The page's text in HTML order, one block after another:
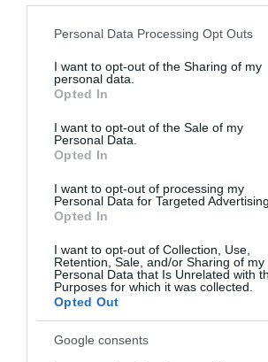
Please note that this website/app uses one
not limited to your visit or usage behaviour.
grant or deny consent to Google and its
use your data for below specified purposes
consent section.
Personal Data Processing Opt Outs
I want to opt-out of the Sharing of my
personal data.
Opted In
I want to opt-out of the Sale of my
Personal Data.
Opted In
I want to opt-out of processing my
Personal Data for Targeted
Opted In
I want to opt-out of Collection, Use,
Retention, Sale, and/or Sharing of my
Personal Data that Is Unrelated with
Purposes for which it was collected.
Opted Out
Google consents
gondolathoz sorolja magát, akkor határolódjon
"csúszkálást" a szavazók között.
"Pusztán csak ennyit mondtam, ne
szavaimat" - tette hozzá. Bajnai Gordon
mno.hu összefoglalója szerint úgy
mozgást a Fidesz és a Jobbik szavazói
Kicsit olyan ez, mint az afgán és pakisztáni
A tudósítás szerint volt miniszterelnök úgy
Fidesz megpróbálja visszaszerezni ezeket a
radikalizálja a kormánypártot, és nagyon
képvisel, ami elfogadhatatlan egy centralista
szóvivője erre szerdán úgy reagált: Bajnai
legrosszabb hagyományait folytatja, amikor
pakisztáni törzseknek titulálja azt a 3 millió
szavazott.